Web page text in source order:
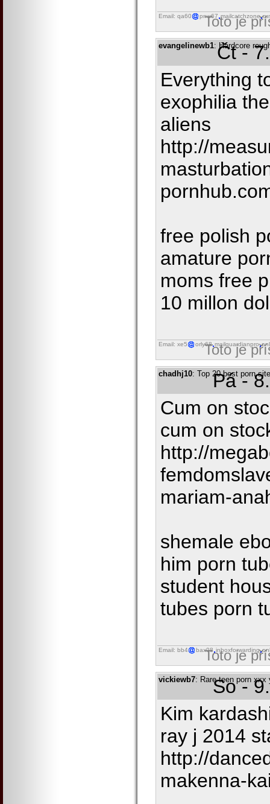
Email: qa60 pnw67 mailcatchzone
Toto je
evangelinewb1: Hardcore
Čt -
Everything
exophilia
aliens
http://
free polish
amature
moms free
10 millon
Email: xe5 orly68 mailguardianpro
Toto je
chadhj10: Top 20 best porn
Pá -
Cum on
cum on
http://
mariam-
shemale
him porn
student
tubes porn
Email: bb4 bax98 inboxforwarding
Toto je
vickiewb7: Rare teen porn xxx
So -
Kim
ray j 2014
http://
makenna-